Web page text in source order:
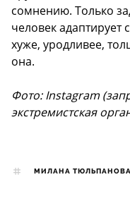
сомнению. Только
человек адаптирует
хуже, уродливее,
она.
Фото: Instagram
экстремистская
МИЛАНА ТЮЛЬПАНОВА